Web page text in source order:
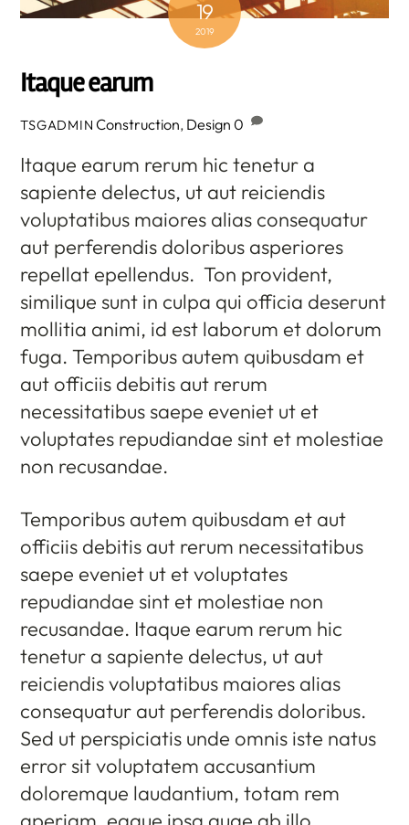
19
2019
Itaque earum
TSGADMIN Construction, Design 0
Itaque earum rerum hic tenetur a
sapiente delectus, ut aut reiciendis
voluptatibus maiores alias consequatur
aut perferendis doloribus asperiores
repellat epellendus. Ton provident,
similique sunt in culpa qui officia deserunt
mollitia animi, id est laborum et dolorum
fuga. Temporibus autem quibusdam et
aut officiis debitis aut rerum
necessitatibus saepe eveniet ut et
voluptates repudiandae sint et molestiae
non recusandae.
Temporibus autem quibusdam et aut
officiis debitis aut rerum necessitatibus
saepe eveniet ut et voluptates
repudiandae sint et molestiae non
recusandae. Itaque earum rerum hic
tenetur a sapiente delectus, ut aut
reiciendis voluptatibus maiores alias
consequatur aut perferendis doloribus.
Sed ut perspiciatis unde omnis iste natus
error sit voluptatem accusantium
doloremque laudantium, totam rem